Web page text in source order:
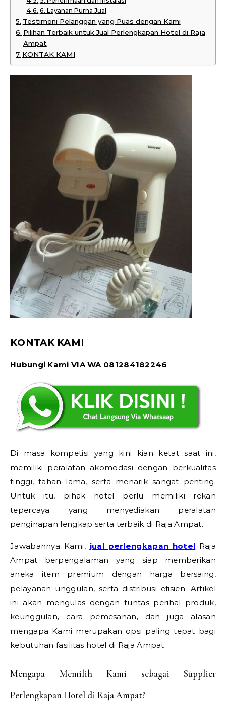
6. Layanan Purna Jual
Testimoni Pelanggan yang Puas dengan Kami
Pilihan Terbaik untuk Jual Perlengkapan Hotel di Raja
Ampat
KONTAK KAMI
KONTAK KAMI
Hubungi Kami VIA WA 081284182246
Di masa kompetisi yang kini kian ketat saat ini,
memiliki peralatan akomodasi dengan berkualitas
tinggi, tahan lama, serta menarik sangat penting.
Untuk itu, pihak hotel perlu memiliki rekan
tepercaya yang menyediakan peralatan
penginapan lengkap serta terbaik di Raja Ampat.
Jawabannya Kami, jual perlengkapan hotel Raja
Ampat berpengalaman yang siap memberikan
aneka item premium dengan harga bersaing,
pelayanan unggulan, serta distribusi efisien. Artikel
ini akan mengulas dengan tuntas perihal produk,
keunggulan, cara pemesanan, dan juga alasan
mengapa Kami merupakan opsi paling tepat bagi
kebutuhan fasilitas hotel di Raja Ampat.
Mengapa Memilih Kami sebagai Supplier
Perlengkapan Hotel di Raja Ampat?